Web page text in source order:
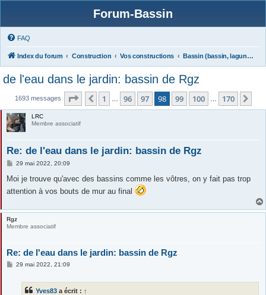
Forum-Bassin
FAQ
Index du forum Construction Vos constructions Bassin (bassin, lagunage)
de l'eau dans le jardin: bassin de Rgz
1693 messages Page 98 sur 170
Précédente
1 96 97 98 99 100 170
LRC
Membre associatif
Re: de l'eau dans le jardin: bassin de Rgz
M
s
a
29 mai 2022, 20:09
Moi je trouve qu'avec des bassins comme les vôtres, on y fait pas trop
attention à vos bouts de mur au final
Rgz
Membre associatif
Re: de l'eau dans le jardin: bassin de Rgz
M29 mai 2022, 21:09
Yves83 a écrit : ↑